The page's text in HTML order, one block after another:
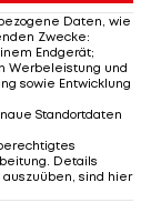
die
Daten, wie
Zwecke:
Endgerät;
Werbeleistung und
sowie Entwicklung
Standortdaten
Details
sind hier